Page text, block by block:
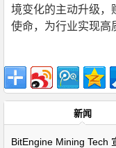
境变化的主动升级，
使命，为行业实现高
新闻
BitEngine Mining Tech